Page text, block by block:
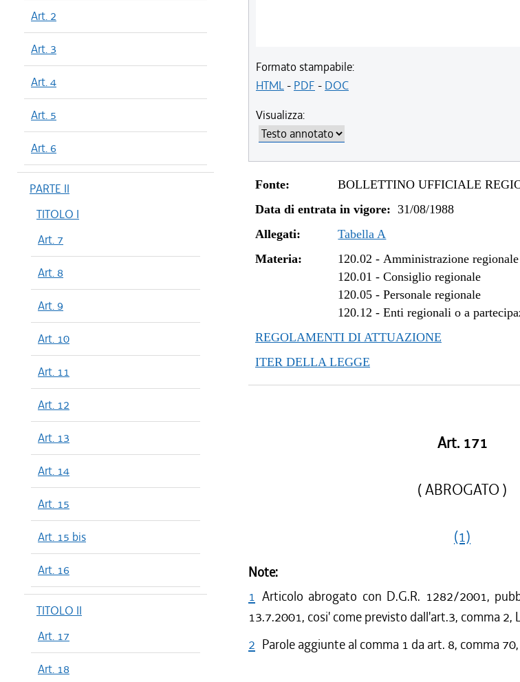
Art. 2
Art. 3
Art. 4
Art. 5
Art. 6
PARTE II
TITOLO I
Art. 7
Art. 8
Art. 9
Art. 10
Art. 11
Art. 12
Art. 13
Art. 14
Art. 15
Art. 15 bis
Art. 16
TITOLO II
Art. 17
Art. 18
Formato stampabile:
HTML- PDF - DOC
Visualizza:
Fonte:
BOLLETTINO UFFICIALE
Data di entrata in vigore: 31/08/1988
Allegati:
Tabella A
Materia:
120.02 -Amministrazione regionale
120.01 -Consiglio regionale
120.05 -Personale regionale
120.12 -Enti regionali o a
REGOLAMENTI DI ATTUAZIONE
ITER DELLA LEGGE
Art. 171
( ABROGATO )
(1)
Note:
1 Articolo abrogato con D.G.R. 1282/2001,
13.7.2001, cosi' come previsto dall'art.3, comma 2,
2 Parole aggiunte al comma 1 da art. 8, comma